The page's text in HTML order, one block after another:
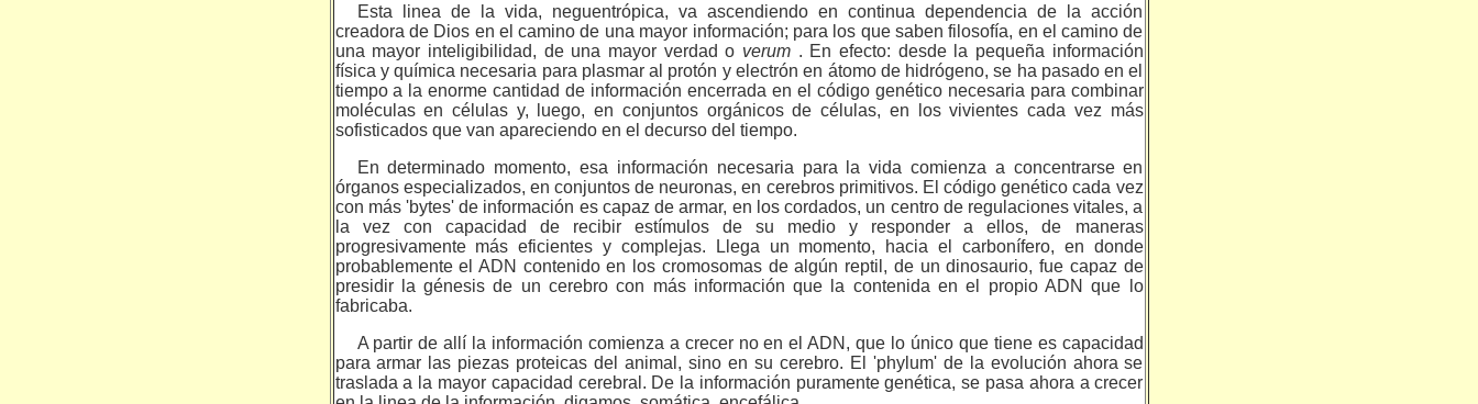
Esta linea de la vida, neguentrópica, va ascendiendo en continua dependencia de la acción
creadora de Dios en el camino de una mayor información; para los que saben filosofía, en el camino de
una mayor inteligibilidad, de una mayor verdad o verum . En efecto: desde la pe­queña información
física y química necesaria para plasmar al protón y electrón en átomo de hidrógeno, se ha pasado en el
tiempo a la enorme cantidad de información encerrada en el código genético necesaria para combinar
moléculas en células y, luego, en conjuntos orgánicos de células, en los vivientes cada vez más
sofisticados que van apareciendo en el decurso del tiempo.
En determinado momento, esa información necesaria para la vida comienza a concentrarse en
órganos especializados, en conjuntos de neuronas, en cerebros primitivos. El código genético cada vez
con más 'bytes' de información es capaz de armar, en los cordados, un centro de regulaciones vitales, a
la vez con capacidad de recibir estímulos de su medio y responder a ellos, de maneras
progresivamente más eficientes y complejas. Llega un momento, hacia el carbonífero, en donde
probablemente el ADN contenido en los cromosomas de algún reptil, de un dinosaurio, fue capaz de
presidir la génesis de un cerebro con más información que la contenida en el propio ADN que lo
fabricaba.
A partir de allí la información comienza a crecer no en el ADN, que lo único que tiene es capacidad
para armar las piezas proteicas del animal, sino en su cerebro. El 'phylum' de la evolución ahora se
traslada a la mayor capacidad cerebral. De la información puramente genética, se pasa ahora a crecer